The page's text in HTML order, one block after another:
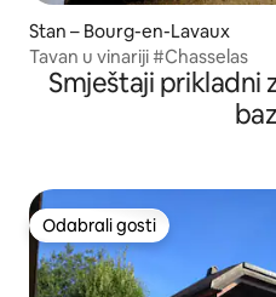
Stan – Bourg-en-Lavaux
Tavan u vinariji #Chasselas
Smještaji prikladni
Odabrali gosti
Odabrali gosti